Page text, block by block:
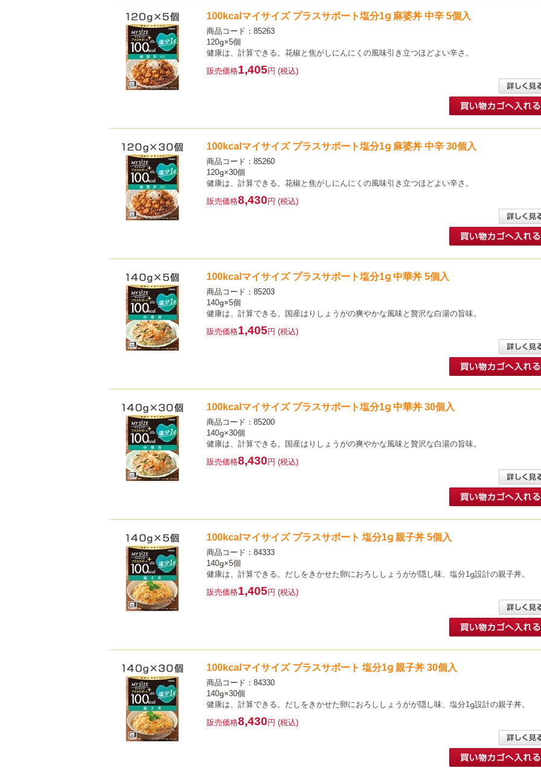
100kcalマイサイズ プラスサポート塩分1g 麻婆丼 中辛 5個入
商品コード：85263
120g×5個
健康は、計算できる。花椒と焦がしにんにくの風味引き立つほどよい辛さ。
販売価格1,405 円 (税込)
100kcalマイサイズ プラスサポート塩分1g 麻婆丼 中辛 30個入
商品コード：85260
120g×30個
健康は、計算できる。花椒と焦がしにんにくの風味引き立つほどよい辛さ。
販売価格8,430 円 (税込)
100kcalマイサイズ プラスサポート塩分1g 中華丼 5個入
商品コード：85203
140g×5個
健康は、計算できる。国産はりしょうがの爽やかな風味と贅沢な白湯の旨味。
販売価格1,405 円 (税込)
100kcalマイサイズ プラスサポート塩分1g 中華丼 30個入
商品コード：85200
140g×30個
健康は、計算できる。国産はりしょうがの爽やかな風味と贅沢な白湯の旨味。
販売価格8,430 円 (税込)
100kcalマイサイズ プラスサポート 塩分1g 親子丼 5個入
商品コード：84333
140g×5個
健康は、計算できる。だしをきかせた卵におろししょうがが隠し味、塩分1g設計の親子丼。
販売価格1,405 円 (税込)
100kcalマイサイズ プラスサポート 塩分1g 親子丼 30個入
商品コード：84330
140g×30個
健康は、計算できる。だしをきかせた卵におろししょうがが隠し味、塩分1g設計の親子丼。
販売価格8,430 円 (税込)